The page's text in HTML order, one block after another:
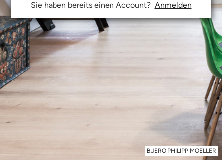
BUERO PHILIPP MOELLER
Sie haben bereits einen Account? Anmelden